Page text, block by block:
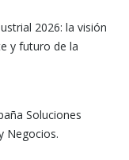
2026: la visión
y futuro de la
Soluciones
Negocios.